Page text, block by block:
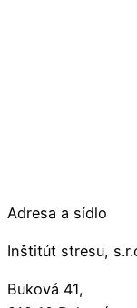
Adresa a sídlo
Inštitút stresu,
Buková 41,